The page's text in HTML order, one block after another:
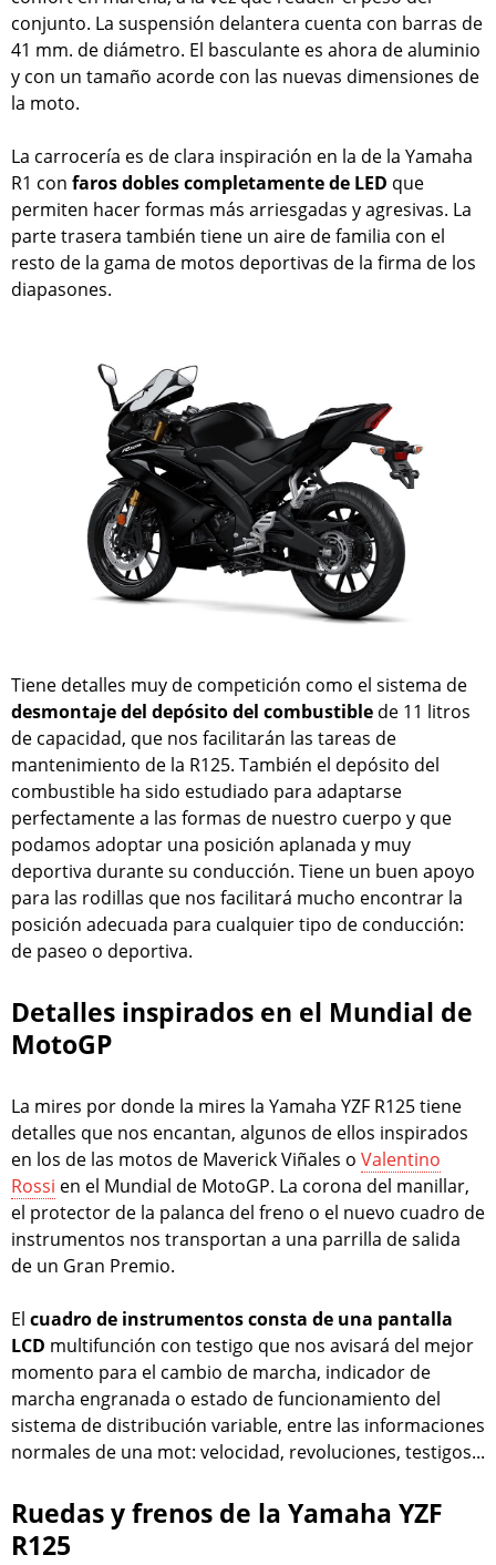
conjunto. La suspensión delantera cuenta con barras de
41 mm. de diámetro. El basculante es ahora de aluminio
y con un tamaño acorde con las nuevas dimensiones de
la moto.
La carrocería es de clara inspiración en la de la Yamaha
R1 con faros dobles completamente de LED que
permiten hacer formas más arriesgadas y agresivas. La
parte trasera también tiene un aire de familia con el
resto de la gama de motos deportivas de la firma de los
diapasones.
Tiene detalles muy de competición como el sistema de
desmontaje del depósito del combustible de 11 litros
de capacidad, que nos facilitarán las tareas de
mantenimiento de la R125. También el depósito del
combustible ha sido estudiado para adaptarse
perfectamente a las formas de nuestro cuerpo y que
podamos adoptar una posición aplanada y muy
deportiva durante su conducción. Tiene un buen apoyo
para las rodillas que nos facilitará mucho encontrar la
posición adecuada para cualquier tipo de conducción:
de paseo o deportiva.
Detalles inspirados en el Mundial de
MotoGP
La mires por donde la mires la Yamaha YZF R125 tiene
detalles que nos encantan, algunos de ellos inspirados
en los de las motos de Maverick Viñales o Valentino
Rossi en el Mundial de MotoGP. La corona del manillar,
el protector de la palanca del freno o el nuevo cuadro de
instrumentos nos transportan a una parrilla de salida
de un Gran Premio.
El cuadro de instrumentos consta de una pantalla
LCD multifunción con testigo que nos avisará del mejor
momento para el cambio de marcha, indicador de
marcha engranada o estado de funcionamiento del
sistema de distribución variable, entre las informaciones
normales de una mot: velocidad, revoluciones, testigos...
Ruedas y frenos de la Yamaha YZF
R125